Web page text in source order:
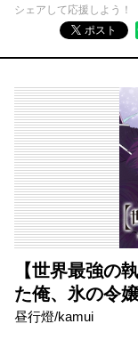
シェアして応援しよう！
ポスト
【世界最強の
た俺、氷の令
昼行燈/kamui